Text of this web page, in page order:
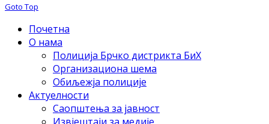
Goto Top
Почетна
О нама
Полиција Брчко дистрикта БиХ
Организациона шема
Обиљежја полиције
Актуелности
Саопштења за јавност
Извјештаји за медије